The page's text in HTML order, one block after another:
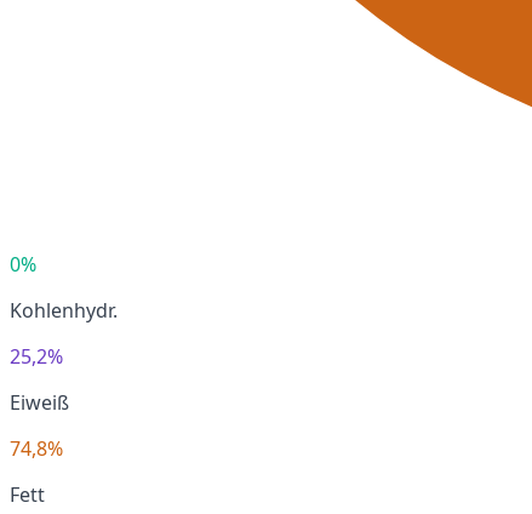
0%
Kohlenhydr.
25,2%
Eiweiß
74,8%
Fett